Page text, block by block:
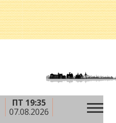
ПТ 19:35
07.08.2026
У ТРЦ «Київ» відзначать